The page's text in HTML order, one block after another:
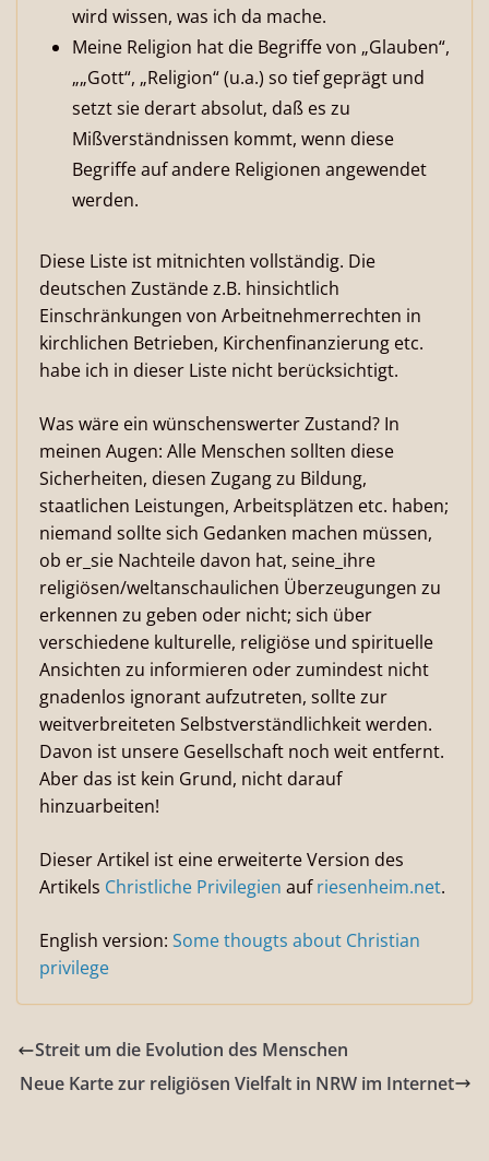
wird wissen, was ich da mache.
Meine Religion hat die Begriffe von „Glauben“,
„„Gott“, „Religion“ (u.a.) so tief geprägt und
setzt sie derart absolut, daß es zu
Mißverständnissen kommt, wenn diese
Begriffe auf andere Religionen angewendet
werden.
Diese Liste ist mitnichten vollständig. Die
deutschen Zustände z.B. hinsichtlich
Einschränkungen von Arbeitnehmerrechten in
kirchlichen Betrieben, Kirchenfinanzierung etc.
habe ich in dieser Liste nicht berücksichtigt.
Was wäre ein wünschenswerter Zustand? In
meinen Augen: Alle Menschen sollten diese
Sicherheiten, diesen Zugang zu Bildung,
staatlichen Leistungen, Arbeitsplätzen etc. haben;
niemand sollte sich Gedanken machen müssen,
ob er_sie Nachteile davon hat, seine_ihre
religiösen/weltanschaulichen Überzeugungen zu
erkennen zu geben oder nicht; sich über
verschiedene kulturelle, religiöse und spirituelle
Ansichten zu informieren oder zumindest nicht
gnadenlos ignorant aufzutreten, sollte zur
weitverbreiteten Selbstverständlichkeit werden.
Davon ist unsere Gesellschaft noch weit entfernt.
Aber das ist kein Grund, nicht darauf
hinzuarbeiten!
Dieser Artikel ist eine erweiterte Version des
Artikels Christliche Privilegien aufriesenheim.net.
English version: Some thougts about Christian
privilege
Streit um die Evolution des Menschen
Neue Karte zur religiösen Vielfalt in NRW im Internet